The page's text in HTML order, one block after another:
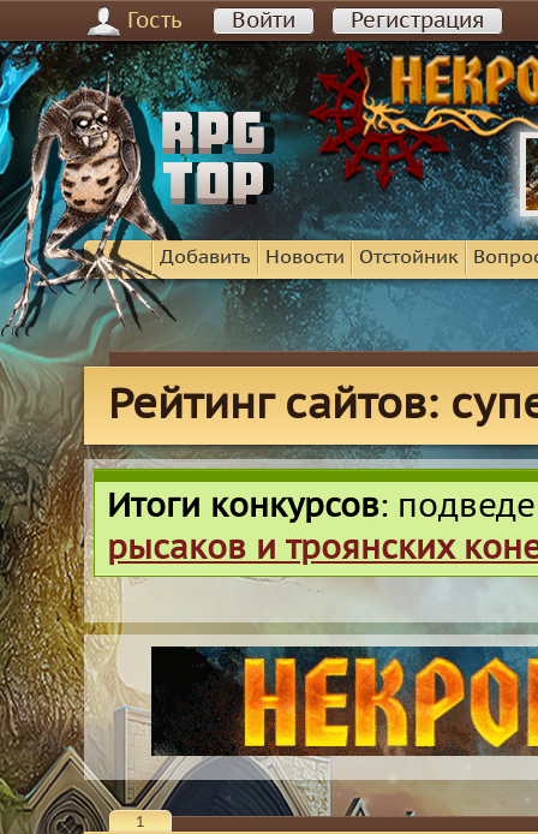
Гость Войти Регистрация
Добавить Новости Отстойник
Рейтинг сайтов:
Итоги конкурсов:
рысаков и троянских
1